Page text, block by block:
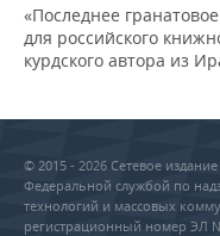
«Последнее
для российского
курдского автора из
© 2015 - 2026 Сетевое
Федеральной службой по
технологий и массовых
регистрационный номер ЭЛ